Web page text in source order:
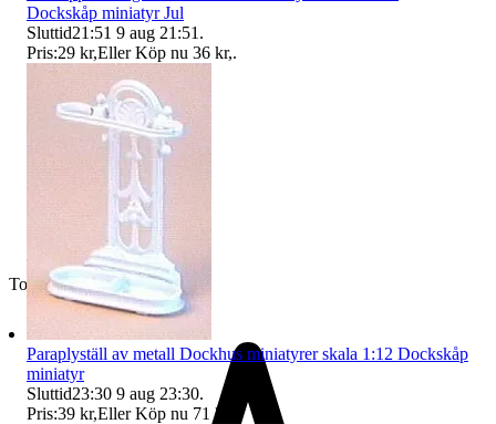
Toppsäljare
Dockskåp miniatyr Jul
Sluttid21:51 9 aug 21:51 .
Pris:29 kr,Eller Köp nu 36 kr,.
Paraplyställ av metall Dockhus miniatyrer skala 1:12 Dockskåp
miniatyr
Sluttid23:30 9 aug 23:30.
Pris:39 kr,Eller Köp nu 71 kr